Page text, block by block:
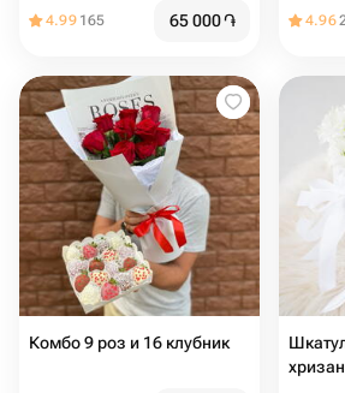
4.99 165 65 000֏ 4.96
Комбо 9 роз и 16 клубник